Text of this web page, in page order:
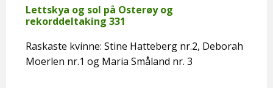
Lettskya og sol på Osterøy og
rekorddeltaking 331
Raskaste kvinne: Stine Hatteberg nr.2, Deborah
Moerlen nr.1 og Maria Småland nr. 3